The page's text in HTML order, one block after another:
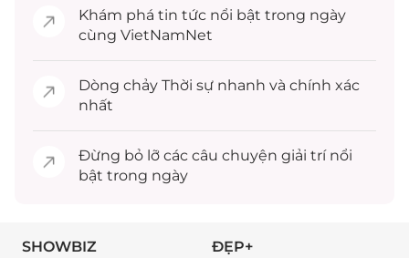
Khám phá tin tức nổi bật trong ngày
cùng VietNamNet
Dòng chảy Thời sự nhanh và chính xác
nhất
Đừng bỏ lỡ các câu chuyện giải trínổi
bật trong ngày
SHOWBIZ ĐẸP+